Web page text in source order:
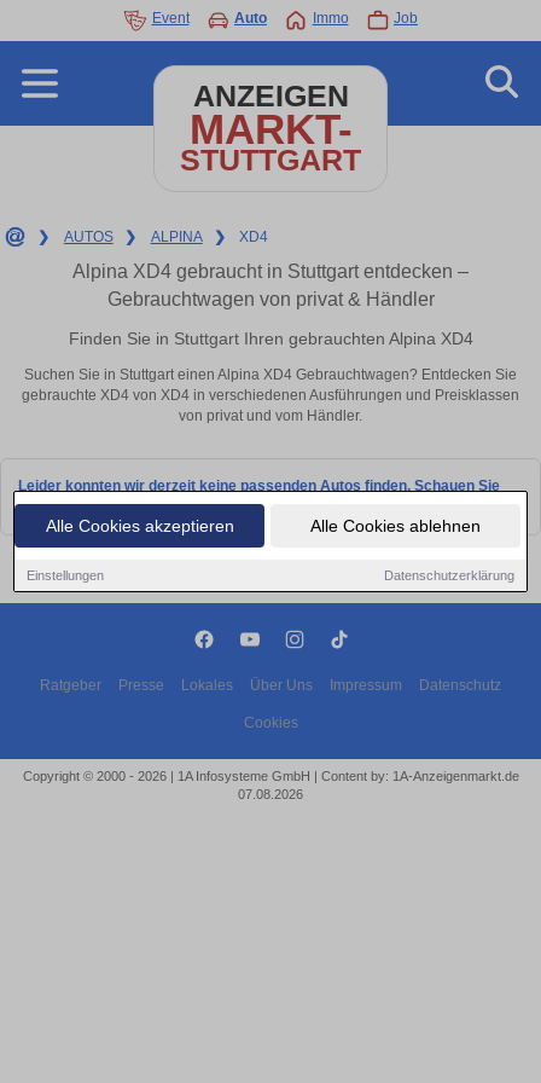
Alle Cookies akzeptieren Alle Cookies ablehnen
Einstellungen Datenschutzerklärung
Event Auto Immo Job
ANZEIGEN
MARKT-
STUTTGART
❯ AUTOS ❯ ALPINA ❯ XD4
Alpina XD4 gebraucht in Stuttgart entdecken –
Gebrauchtwagen von privat & Händler
Finden Sie in Stuttgart Ihren gebrauchten Alpina XD4
Suchen Sie in Stuttgart einen Alpina XD4 Gebrauchtwagen? Entdecken Sie
gebrauchte XD4 von XD4 in verschiedenen Ausführungen und Preisklassen
von privat und vom Händler.
Leider konnten wir derzeit keine passenden Autos finden. Schauen Sie
bald wieder vorbei!
Ratgeber Presse Lokales Über Uns Impressum Datenschutz
Cookies
Copyright © 2000 - 2026 | 1A Infosysteme GmbH | Content by: 1A-Anzeigenmarkt.de
07.08.2026